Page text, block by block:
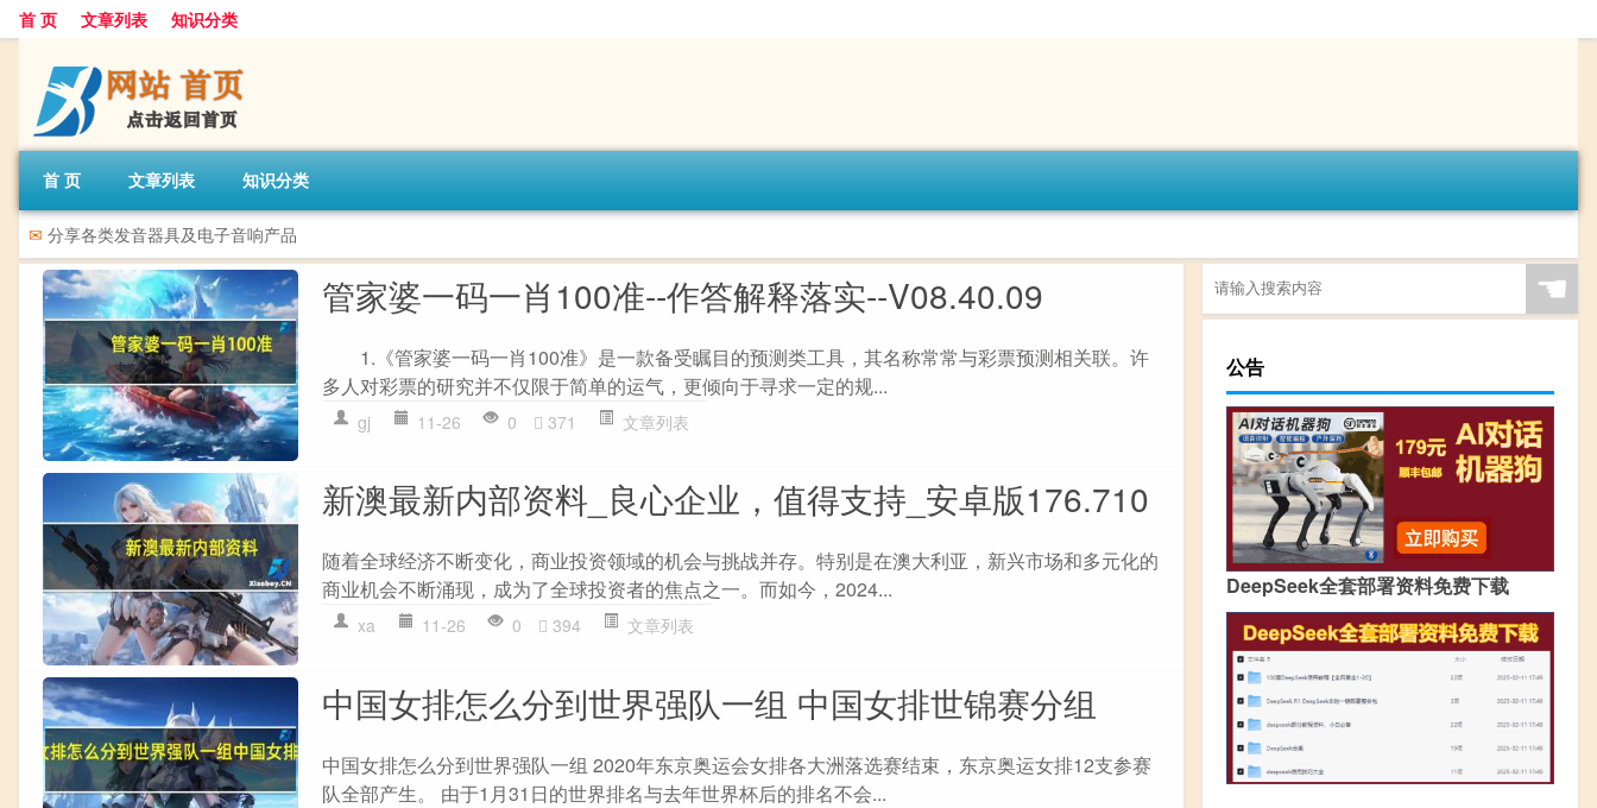
首 页 文章列表 知识分类
首 页 文章列表 知识分类
✉ 分享各类发音器具及电子音响产品
管家婆一码一肖100准--作答解释落实--V08.40.09
1.《管家婆一码一肖100准》是一款备受瞩目的预测类工具，其名称常常与彩票预测相关联。许
多人对彩票的研究并不仅限于简单的运气，更倾向于寻求一定的规...
gj 11-26 0 371 文章列表
新澳最新内部资料_良心企业，值得支持_安卓版176.710
随着全球经济不断变化，商业投资领域的机会与挑战并存。特别是在澳大利亚，新兴市场和多元化的
商业机会不断涌现，成为了全球投资者的焦点之一。而如今，2024...
xa 11-26 0 394 文章列表
中国女排怎么分到世界强队一组 中国女排世锦赛分组
中国女排怎么分到世界强队一组 2020年东京奥运会女排各大洲落选赛结束，东京奥运女排12支参赛
队全部产生。 由于1月31日的世界排名与去年世界杯后的排名不会...
☚
公告
DeepSeek全套部署资料免费下载